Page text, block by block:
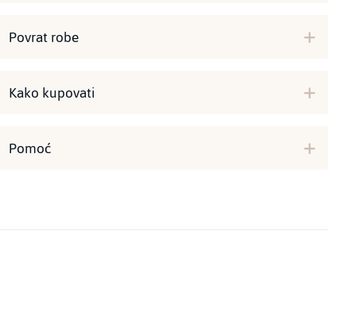
Povrat robe
Kako kupovati
Pomoć